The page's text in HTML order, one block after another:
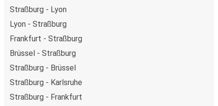
Straßburg - Lyon
Lyon - Straßburg
Frankfurt - Straßburg
Brüssel - Straßburg
Straßburg - Brüssel
Straßburg - Karlsruhe
Straßburg - Frankfurt